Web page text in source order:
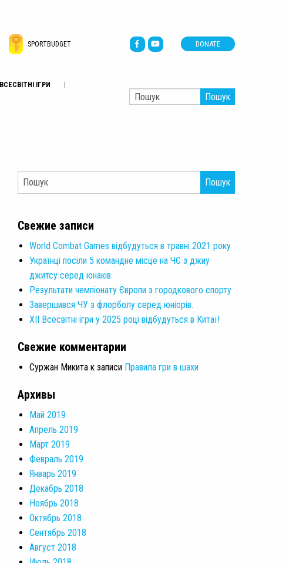
SPORTBUDGET DONATE
ВСЕСВІТНІ ІГРИ
Пошук
Пошук
Свежие записи
World Combat Games відбудуться в травні 2021 року
Українці посіли 5 командне місце на ЧЄ з джиу
джитсу серед юнаків
Результати чемпіонату Європи з городкового спорту
Завершився ЧУ з флорболу серед юніорів.
XII Всесвітні ігри у 2025 році відбудуться в Китаї!
Свежие комментарии
Суржан Микита к записи Правила гри в шахи
Архивы
Май 2019
Апрель 2019
Март 2019
Февраль 2019
Январь 2019
Декабрь 2018
Ноябрь 2018
Октябрь 2018
Сентябрь 2018
Август 2018